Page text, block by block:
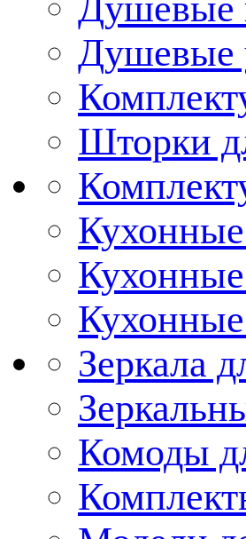
Душевые
Шторки
Зеркала
Комоды